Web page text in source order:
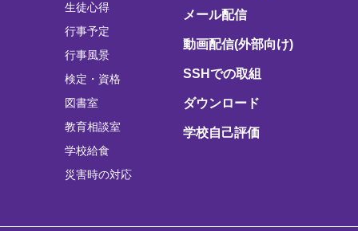
生徒心得
行事予定
行事風景
検定・資格
図書室
教育相談室
学校給食
災害時の対応
メール配信
動画配信(外部向け)
SSHでの取組
ダウンロード
学校自己評価